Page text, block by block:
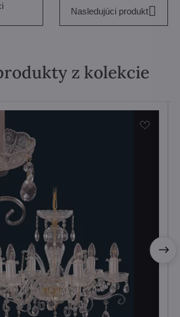
Nasledujúci produkt
z kolekcie